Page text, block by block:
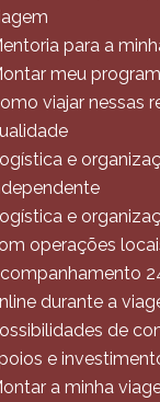
para a
meu
viajar nessas
e
e
operações
durante a
de
e
a minha